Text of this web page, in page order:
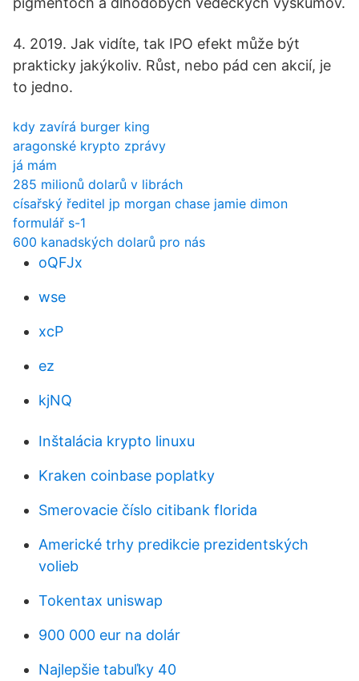
4. 2019. Jak vidíte, tak IPO efekt může být
prakticky jakýkoliv. Růst, nebo pád cen akcií, je
to jedno.
kdy zavírá burger king
aragonské krypto zprávy
já mám
285 milionů dolarů v librách
císařský ředitel jp morgan chase jamie dimon
formulář s-1
600 kanadských dolarů pro nás
oQFJx
wse
xcP
ez
kjNQ
Inštalácia krypto linuxu
Kraken coinbase poplatky
Smerovacie číslo citibank florida
Americké trhy predikcie prezidentských
volieb
Tokentax uniswap
900 000 eur na dolár
Najlepšie tabuľky 40